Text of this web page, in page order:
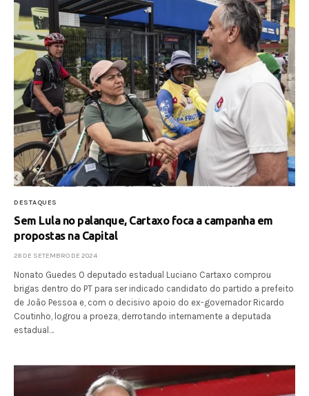
DESTAQUES
Sem Lula no palanque, Cartaxo foca a campanha em
propostas na Capital
28 DE SETEMBRO DE 2024
Nonato Guedes O deputado estadual Luciano Cartaxo comprou
brigas dentro do PT para ser indicado candidato do partido a prefeito
de João Pessoa e, com o decisivo apoio do ex-governador Ricardo
Coutinho, logrou a proeza, derrotando internamente a deputada
estadual…